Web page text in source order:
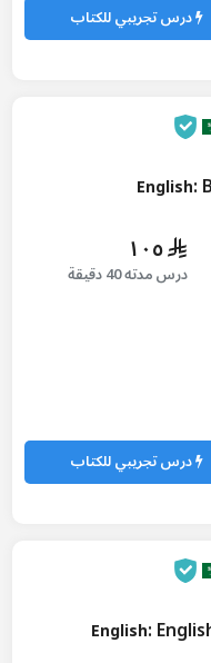
درس تجريبي للكتاب
English:
١٠٥
درس مدته 40 دقيقة
درس تجريبي للكتاب
English: